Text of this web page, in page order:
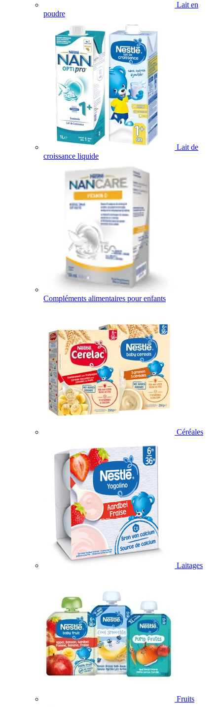
Lait en
poudre
Lait de
croissance liquide
Compléments alimentaires pour enfants
Céréales
Laitages
Fruits